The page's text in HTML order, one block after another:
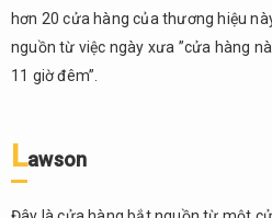
1.4.
Các
khác
hơn 20 cửa hàng của thương hiệu
nguồn từ việc ngày xưa ”cửa hàng
11 giờ đêm”.
Lawson